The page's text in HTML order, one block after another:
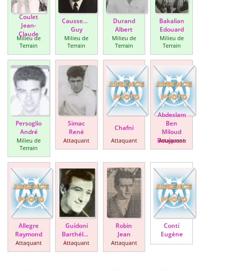
Coulet
Jean-
Claude
Milieu de
Terrain
Caussemille
Guy
Milieu de
Terrain
Durand
Albert
Milieu de
Terrain
Bakalian
Edouard
Milieu de
Terrain
Persoglio
André
Milieu de
Terrain
Simac
René
Attaquant
Chafni
Attaquant
Abdeslam
Ben
Miloud
Boujamaa
Attaquant
Allegre
Raymond
Attaquant
Guidoni
Barthélemy
Attaquant
Robin
Jean
Attaquant
Conti
Eugène